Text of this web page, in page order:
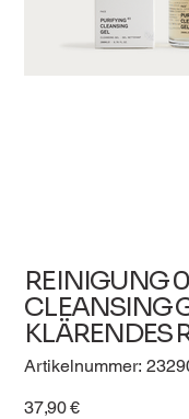
REINIGUNG
CLEANSING
KLÄRENDES
Artikelnummer: 232901
37,90 €